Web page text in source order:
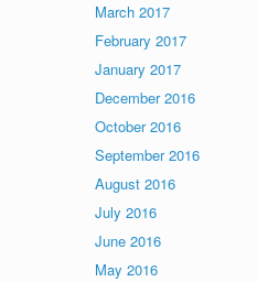
March 2017
February 2017
January 2017
December 2016
October 2016
September 2016
August 2016
July 2016
June 2016
May 2016